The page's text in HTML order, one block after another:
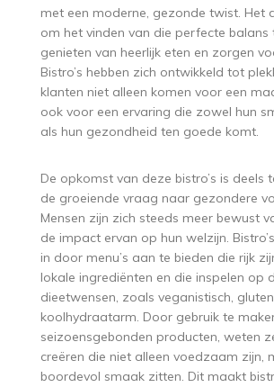
met een moderne, gezonde twist. Het
om het vinden van die perfecte balans
genieten van heerlijk eten en zorgen
Bistro’s hebben zich ontwikkeld tot
klanten niet alleen komen voor een
ook voor een ervaring die zowel hun
als hun gezondheid ten goede komt.
De opkomst van deze bistro’s is deels
de groeiende vraag naar gezondere
Mensen zijn zich steeds meer bewust
de impact ervan op hun welzijn.
in door menu’s aan te bieden die rijk
lokale ingrediënten en die inspelen op
dieetwensen, zoals veganistisch,
koolhydraatarm. Door gebruik te
seizoensgebonden producten, weten
creëren die niet alleen voedzaam zijn,
boordevol smaak zitten. Dit maakt